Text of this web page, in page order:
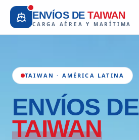
ENVÍOS DE TAIWAN
CARGA AÉREA Y MARÍTIMA
TAIWAN · AMÉRICA LATINA
ENVÍOS DE
TAIWAN